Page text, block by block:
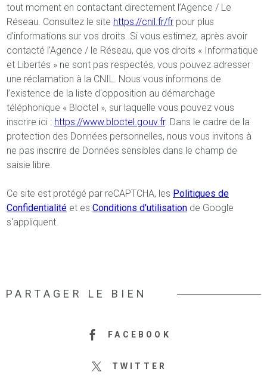
tout moment en contactant directement l’Agence / Le
Réseau. Consultez le site https://cnil.fr/fr pour plus
d’informations sur vos droits. Si vous estimez, après avoir
contacté l'Agence / le Réseau, que vos droits « Informatique
et Libertés » ne sont pas respectés, vous pouvez adresser
une réclamation à la CNIL. Nous vous informons de
l’existence de la liste d'opposition au démarchage
téléphonique « Bloctel », sur laquelle vous pouvez vous
inscrire ici : https://www.bloctel.gouv.fr. Dans le cadre de la
protection des Données personnelles, nous vous invitons à
ne pas inscrire de Données sensibles dans le champ de
saisie libre.
Ce site est protégé par reCAPTCHA, les Politiques de
Confidentialité et es Conditions d'utilisation de Google
s'appliquent.
PARTAGER LE BIEN
FACEBOOK
TWITTER